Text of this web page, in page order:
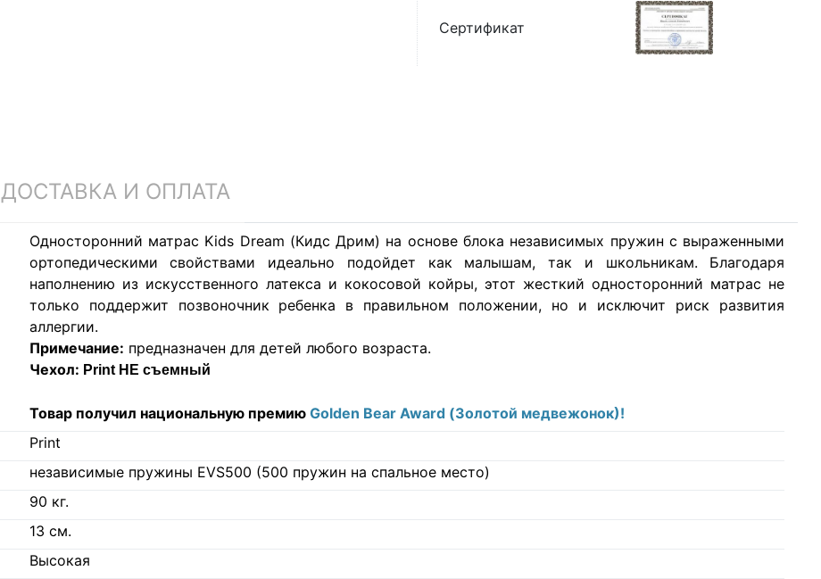
Сертификат
ДОСТАВКА И ОПЛАТА
Односторонний матрас Kids Dream (Кидс Дрим) на основе блока независимых пружин с выраженными
ортопедическими свойствами идеально подойдет как малышам, так и школьникам. Благодаря
наполнению из искусственного латекса и кокосовой койры, этот жесткий односторонний матрас не
только поддержит позвоночник ребенка в правильном положении, но и исключит риск развития
аллергии.
Примечание: предназначен для детей любого возраста.
Чехол: Print НЕ съемный
Товар получил национальную премию Golden Bear Award (Золотой медвежонок)!
Print
независимые пружины EVS500 (500 пружин на спальное место)
90 кг.
13 см.
Высокая